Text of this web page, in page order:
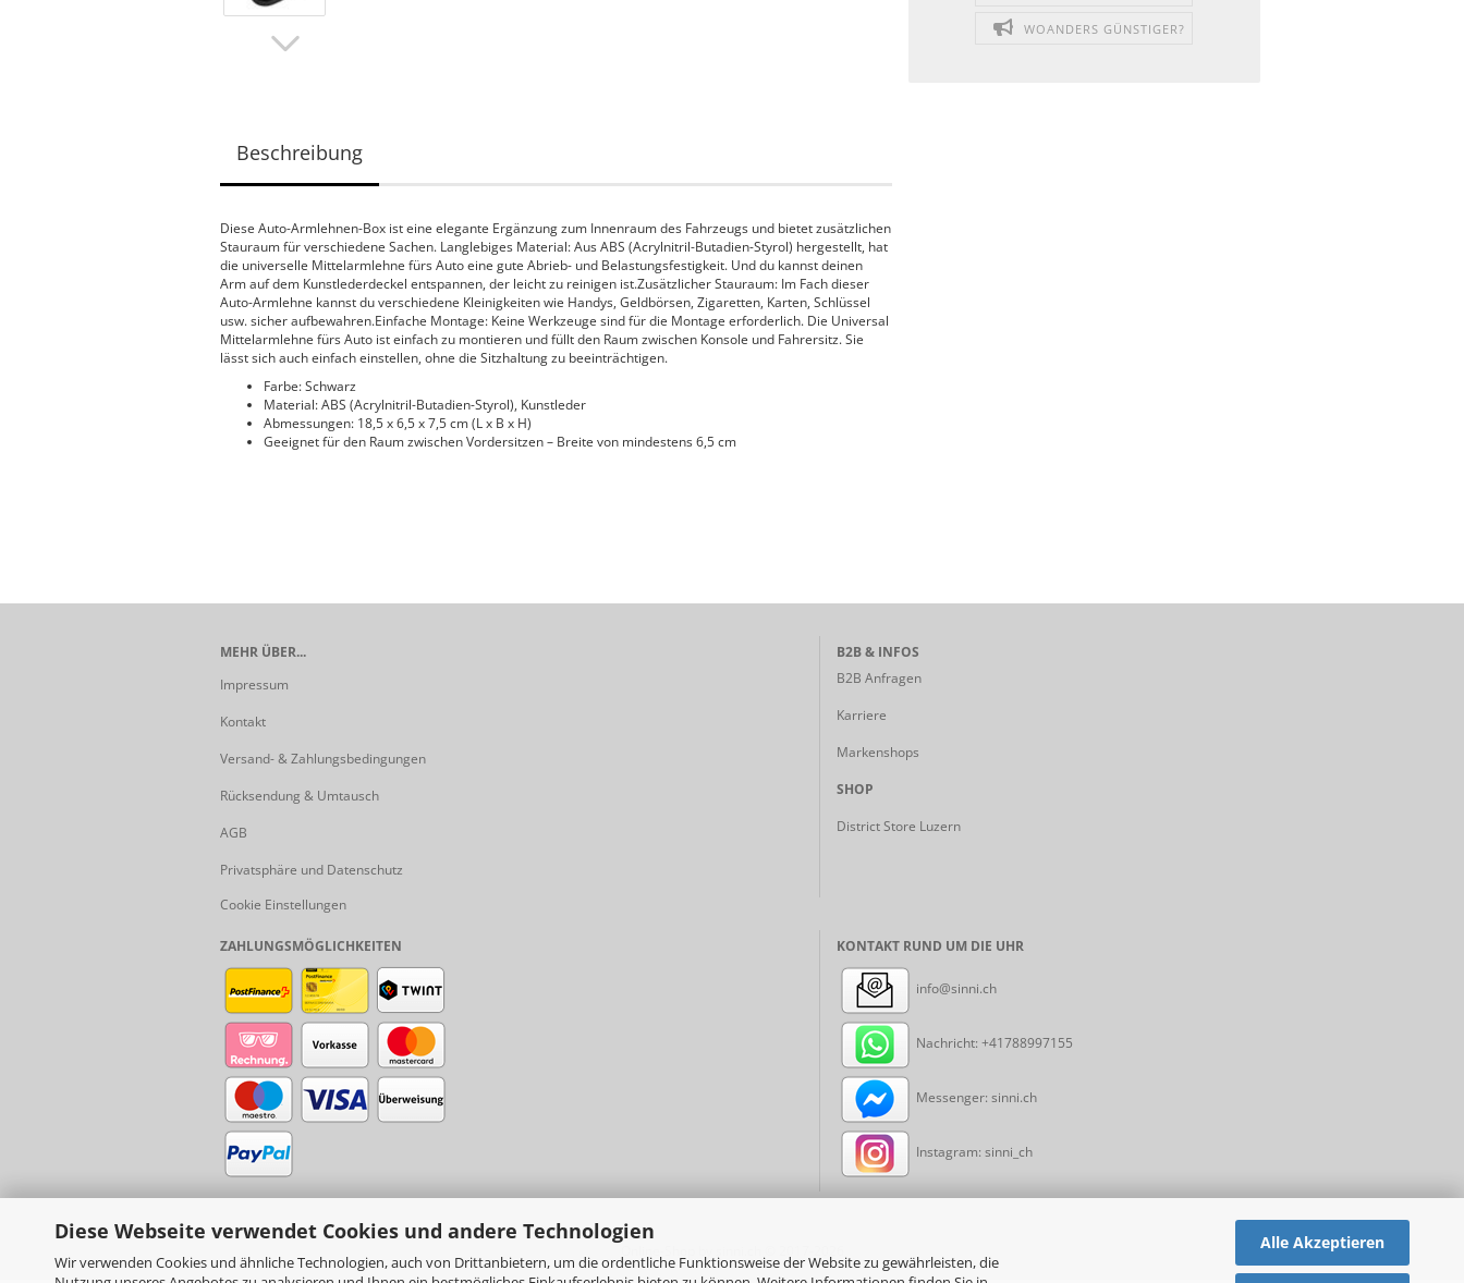
Diese Webseite verwendet Cookies und andere Technologien
Wir verwenden Cookies und ähnliche Technologien, auch von Drittanbietern, um die ordentliche Funktionsweise der Website zu gewährleisten, die
Alle Akzeptieren
WOANDERS GÜNSTIGER?
Beschreibung
Diese Auto-Armlehnen-Box ist eine elegante Ergänzung zum Innenraum des Fahrzeugs und bietet zusätzlichen
Stauraum für verschiedene Sachen. Langlebiges Material: Aus ABS (Acrylnitril-Butadien-Styrol) hergestellt, hat
die universelle Mittelarmlehne fürs Auto eine gute Abrieb- und Belastungsfestigkeit. Und du kannst deinen
Arm auf dem Kunstlederdeckel entspannen, der leicht zu reinigen ist.Zusätzlicher Stauraum: Im Fach dieser
Auto-Armlehne kannst du verschiedene Kleinigkeiten wie Handys, Geldbörsen, Zigaretten, Karten, Schlüssel
usw. sicher aufbewahren.Einfache Montage: Keine Werkzeuge sind für die Montage erforderlich. Die Universal
Mittelarmlehne fürs Auto ist einfach zu montieren und füllt den Raum zwischen Konsole und Fahrersitz. Sie
lässt sich auch einfach einstellen, ohne die Sitzhaltung zu beeinträchtigen.
Farbe: Schwarz
Material: ABS (Acrylnitril-Butadien-Styrol), Kunstleder
Abmessungen: 18,5 x 6,5 x 7,5 cm (L x B x H)
Geeignet für den Raum zwischen Vordersitzen – Breite von mindestens 6,5 cm
MEHR ÜBER...
Impressum
Kontakt
Versand- & Zahlungsbedingungen
Rücksendung & Umtausch
AGB
Privatsphäre und Datenschutz
Cookie Einstellungen
B2B & INFOS
B2B Anfragen
Karriere
Markenshops
SHOP
District Store Luzern
ZAHLUNGSMÖGLICHKEITEN KONTAKT RUND UM DIE UHR
info@sinni.ch
Nachricht: +41788997155
Messenger: sinni.ch
Instagram: sinni_ch